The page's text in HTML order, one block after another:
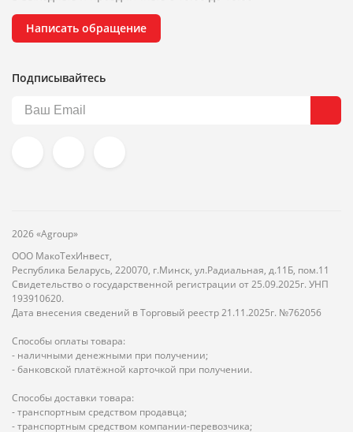
Написать обращение
Подписывайтесь
2026 «Agroup»
ООО МакоТехИнвест,
Республика Беларусь, 220070, г.Минск, ул.Радиальная, д.11Б, пом.11
Свидетельство о государственной регистрации от 25.09.2025г. УНП
193910620.
Дата внесения сведений в Торговый реестр 21.11.2025г. №762056
Способы оплаты товара:
- наличными денежными при получении;
- банковской платёжной карточкой при получении.
Способы доставки товара:
- транспортным средством продавца;
- транспортным средством компании-перевозчика;